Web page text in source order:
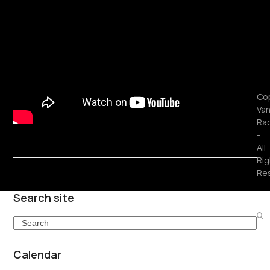
Search site
Search
Calendar
-
All